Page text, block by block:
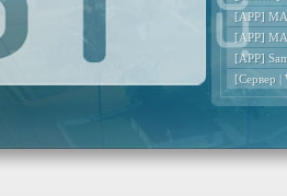
[APP]
[APP]
[APP]
[Сервер |